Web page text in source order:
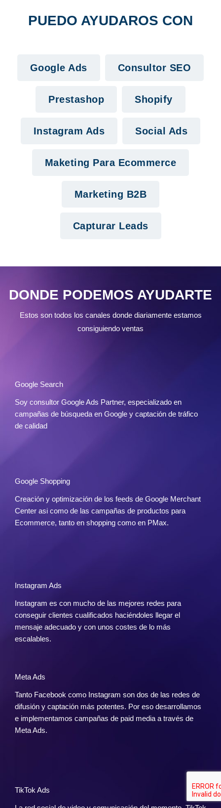
PUEDO AYUDAROS CON
Google Ads Consultor SEO
Prestashop Shopify
Instagram Ads Social Ads
Maketing Para Ecommerce
Marketing B2B
Capturar Leads
DONDE PODEMOS AYUDARTE
Estos son todos los canales donde diariamente estamos
consiguiendo ventas
Google Search
Soy consultor Google Ads Partner, especializado en
campañas de búsqueda en Google y captación de tráfico
de calidad
Google Shopping
Creación y optimización de los feeds de Google Merchant
Center asi como de las campañas de productos para
Ecommerce, tanto en shopping como en PMax.
Instagram Ads
Instagram es con mucho de las mejores redes para
conseguir clientes cualificados haciéndoles llegar el
mensaje adecuado y con unos costes de lo más
escalables.
Meta Ads
Tanto Facebook como Instagram son dos de las redes de
difusión y captación más potentes. Por eso desarrollamos
e implementamos campañas de paid media a través de
Meta Ads.
TikTok Ads